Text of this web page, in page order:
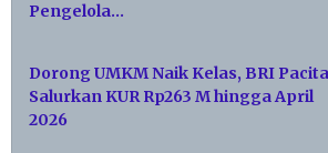
Pengelola…
Dorong UMKM Naik Kelas, BRI
Salurkan KUR Rp263 M hingga April
2026